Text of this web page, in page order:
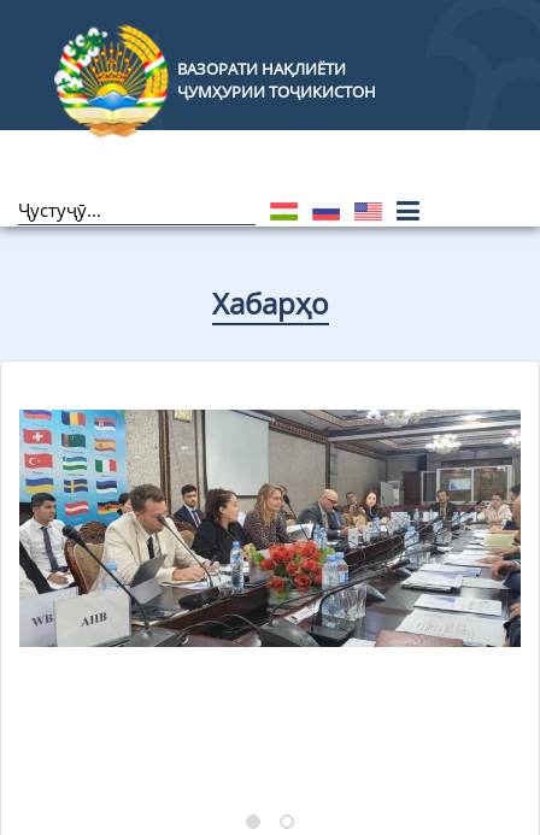
ВАЗОРАТИ НАҚЛИЁТИ
ҶУМҲУРИИ ТОҶИКИСТОН
Хабарҳо